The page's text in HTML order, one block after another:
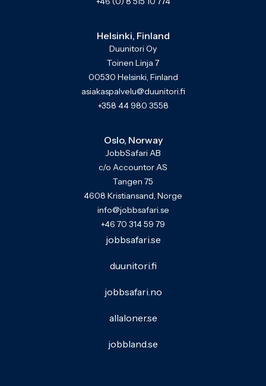
Helsinki, Finland
Duunitori Oy
Toinen Linja 7
00530 Helsinki, Finland
asiakaspalvelu@duunitori.fi
+358 44 980 3558
Oslo, Norway
JobbSafari AB
c/o Accountor AS
Tangen 75
4608 Kristiansand, Norge
info@jobbsafari.se
+46 70 314 59 79
jobbsafari.se
duunitori.fi
jobbsafari.no
allaloner.se
jobbland.se